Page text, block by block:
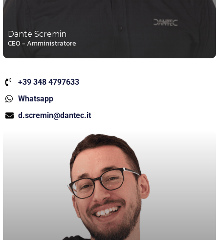
Dante Scremin
CEO - Amministratore
+39 348 4797633
Whatsapp
d.scremin@dantec.it